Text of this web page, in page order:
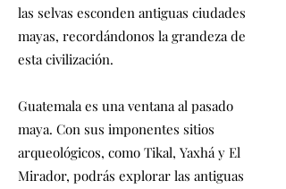
las selvas esconden antiguas ciudades
mayas, recordándonos la grandeza de
esta civilización.
Guatemala es una ventana al pasado
maya. Con sus imponentes sitios
arqueológicos, como Tikal, Yaxhá y El
Mirador, podrás explorar las antiguas